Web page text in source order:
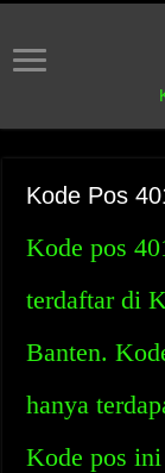
Kode Pos
Kode pos
terdaftar di
Banten.
hanya
Kode pos